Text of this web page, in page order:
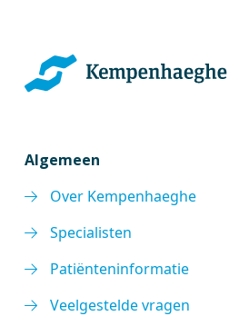
Algemeen
Over Kempenhaeghe
Specialisten
Patiënteninformatie
Veelgestelde vragen